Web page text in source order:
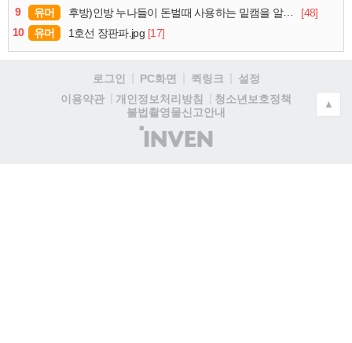
9
유머 후방)인방 누나들이 돈벌때 사용하는 밑캠을 알아보자
[48]
10
유머 1호선 장판파.jpg [17]
로그인 PC화면 퀵링크
설정
이용약관
개인정보처리방침
청소년보호정책
불법촬영물신고안내
(주)
인
▲